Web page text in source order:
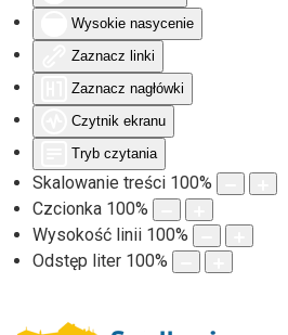
Wysokie nasycenie
Zaznacz linki
Zaznacz nagłówki
Czytnik ekranu
Tryb czytania
Skalowanie treści 100%
Czcionka 100%
Wysokość linii 100%
Odstęp liter 100%